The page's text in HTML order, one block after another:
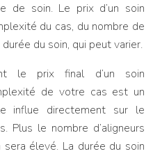
de soin. Le prix d’un soin
du cas, du nombre de
du soin, qui peut varier.
le prix final d’un soin
de votre cas est un
influe directement sur le
Plus le nombre d’aligneurs
élevé. La durée du soin